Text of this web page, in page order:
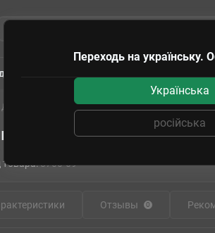
сертификаты
Декаль Россия в I мировой войне. Моран Солнье
войне. Моран
товара:8700-09
Отзывы 0
Переходь на українську.
Українська
російська